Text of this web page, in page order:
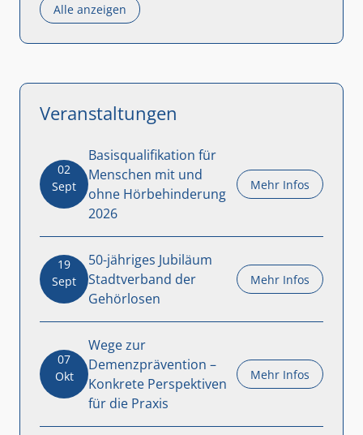
Alle anzeigen
Veranstaltungen
02
Sept
Basisqualifikation für
Menschen mit und
ohne Hörbehinderung
2026
Mehr Infos
19
Sept
50-jähriges Jubiläum
Stadtverband der
Gehörlosen
Mehr Infos
07
Okt
Wege zur
Demenzprävention –
Konkrete Perspektiven
für die Praxis
Mehr Infos